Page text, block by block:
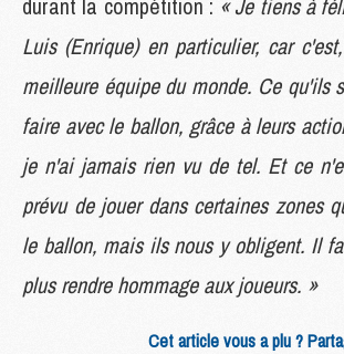
Luis (Enrique) en particulier, car
meilleure équipe du monde. Ce qu'ils
faire avec le ballon, grâce à leurs
je n'ai jamais rien vu de tel. Et ce
prévu de jouer dans certaines zones
le ballon, mais ils nous y obligent. Il
plus rendre hommage aux joueurs. »
Cet article vous a plu ?